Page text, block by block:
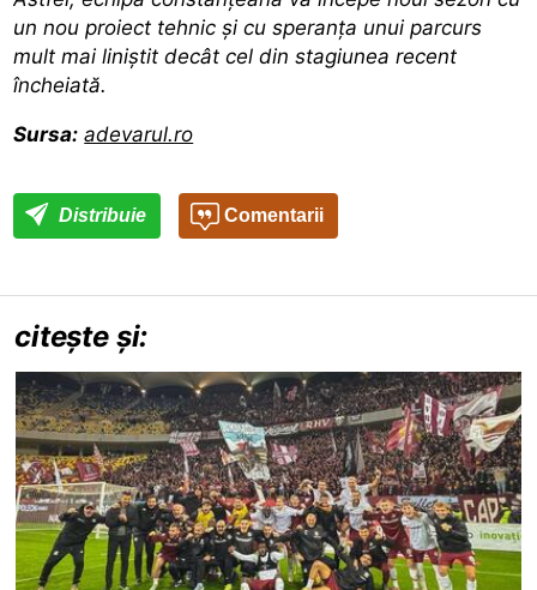
un nou proiect tehnic și cu speranța unui parcurs
mult mai liniștit decât cel din stagiunea recent
încheiată.
Sursa: adevarul.ro
Distribuie Comentarii
citește și: